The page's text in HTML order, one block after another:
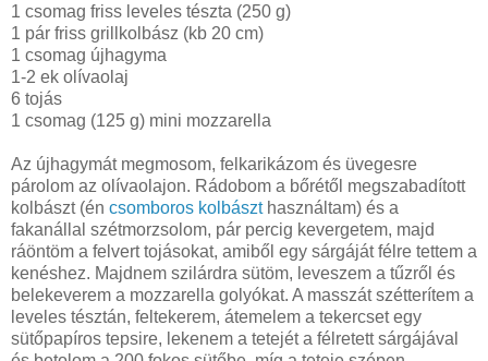
1 csomag friss leveles tészta (250 g)
1 pár friss grillkolbász (kb 20 cm)
1 csomag újhagyma
1-2 ek olívaolaj
6 tojás
1 csomag (125 g) mini mozzarella
Az újhagymát megmosom, felkarikázom és üvegesre
párolom az olívaolajon. Rádobom a bőrétől megszabadított
kolbászt (én csomboros kolbászthasználtam) és a
fakanállal szétmorzsolom, pár percig kevergetem, majd
ráöntöm a felvert tojásokat, amiből egy sárgáját félre tettem a
kenéshez. Majdnem szilárdra sütöm, leveszem a tűzről és
belekeverem a mozzarella golyókat. A masszát szétterítem a
leveles tésztán, feltekerem, átemelem a tekercset egy
sütőpapíros tepsire, lekenem a tetejét a félretett sárgájával